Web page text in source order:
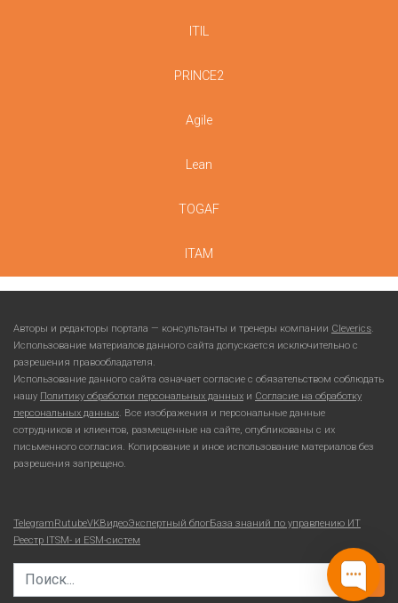
ITIL
PRINCE2
Agile
Lean
TOGAF
ITAM
Авторы и редакторы портала — консультанты и тренеры компании Cleverics.
Использование материалов данного сайта допускается исключительно с
разрешения правообладателя.
Использование данного сайта означает согласие с обязательством соблюдать
нашу Политику обработки персональных данных и Согласие на обработку
персональных данных. Все изображения и персональные данные
сотрудников и клиентов, размещенные на сайте, опубликованы с их
письменного согласия. Копирование и иное использование материалов без
разрешения запрещено.
TelegramRutubeVKВидеоЭкспертный блогБаза знаний по управлению ИТ
Реестр ITSM- и ESM-систем
Search for